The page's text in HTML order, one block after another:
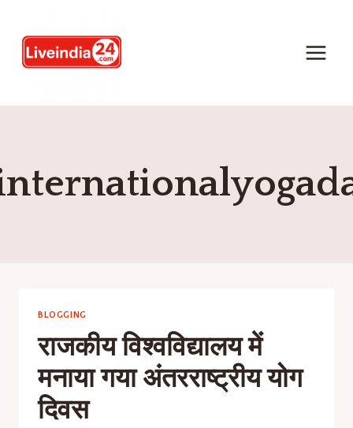
BLOGGING
राजकीय विश्वविद्यालय में
मनाया गया अंतरराष्ट्रीय योग
दिवस